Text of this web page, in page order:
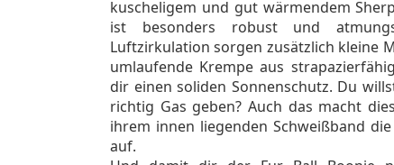
kuscheligem und gut wärmendem
ist besonders robust und
Luftzirkulation sorgen zusätzlich kleine
umlaufende Krempe aus
dir einen soliden Sonnenschutz. Du
richtig Gas geben? Auch das macht
ihrem innen liegenden Schweißband
auf.